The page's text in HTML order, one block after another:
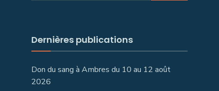
Dernières publications
Don du sang à Ambres du 10 au 12 août
2026